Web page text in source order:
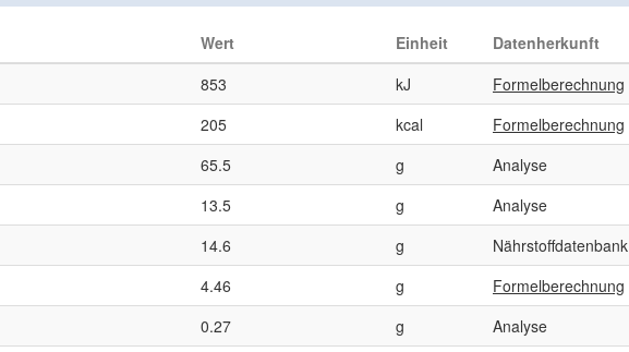
Wert Einheit Datenherkunft
853 kJ
Formelberechnung
205 kcal
Formelberechnung
65.5 g
Analyse
13.5 g
Analyse
14.6 g Nährstoffdatenbank
4.46 g
Formelberechnung
0.27 g
Analyse